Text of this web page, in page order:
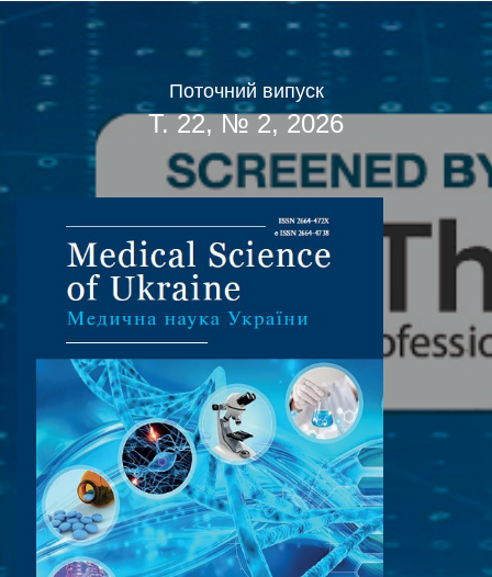
Поточний випуск
Т. 22, № 2, 2026